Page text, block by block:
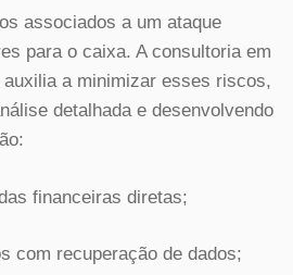
associados a um ataque
para o caixa. A consultoria em
a minimizar esses riscos,
detalhada e desenvolvendo
financeiras diretas;
com recuperação de dados;